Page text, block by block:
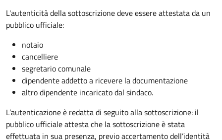
L'autenticità della sottoscrizione deve essere attestata da un
pubblico ufficiale:
notaio
cancelliere
segretario comunale
dipendente addetto a ricevere la documentazione
altro dipendente incaricato dal sindaco.
L’autenticazione è redatta di seguito alla sottoscrizione: il
pubblico ufficiale attesta che la sottoscrizione è stata
effettuata in sua presenza, previo accertamento dell’identità